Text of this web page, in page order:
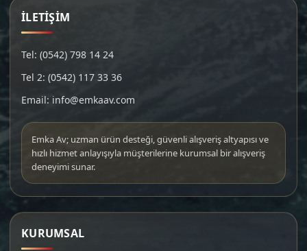
İLETİŞİM
Tel: (0542) 798 14 24
Tel 2: (0542) 117 33 36
Email: info@emkaav.com
Emka Av; uzman ürün desteği, güvenli alışveriş altyapısı ve
hızlı hizmet anlayışıyla müşterilerine kurumsal bir alışveriş
deneyimi sunar.
KURUMSAL